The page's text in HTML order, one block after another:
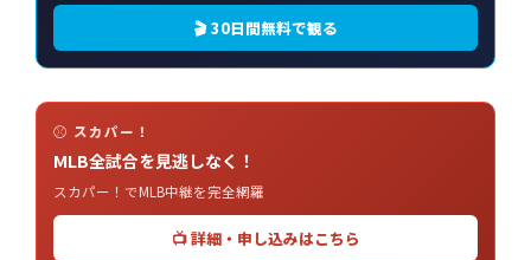
🎬 30日間無料で観る
⚾ スカパー！
MLB全試合を見逃しなく！
スカパー！でMLB中継を完全網羅
📺 詳細・申し込みはこちら